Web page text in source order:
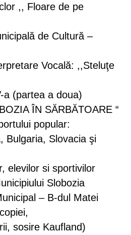
,, Floare de pe
de Cultură –
Vocală: ,,Steluţe
a (partea a doua)
ÎN SĂRBĂTOARE “
popular:
Bulgaria, Slovacia şi
elevilor si sportivilor
Slobozia
– B-dul Matei
sosire Kaufland)